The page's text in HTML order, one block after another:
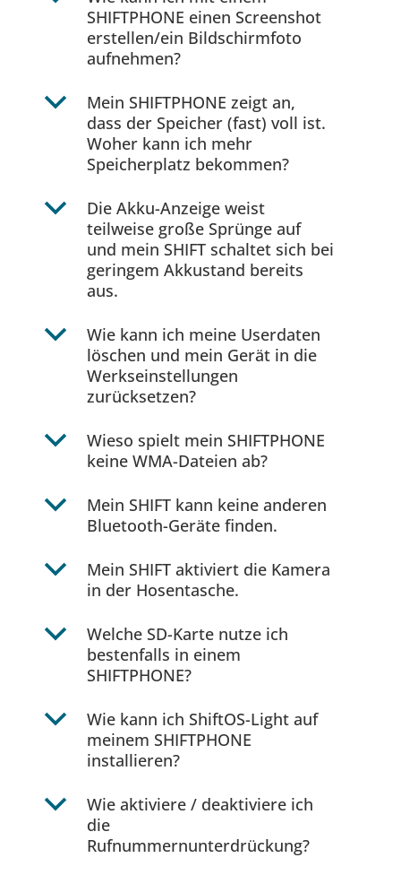
SHIFTPHONE einen Screenshot
erstellen/ein Bildschirmfoto
aufnehmen?
b
Mein SHIFTPHONE zeigt an,
dass der Speicher (fast) voll ist.
Woher kann ich mehr
Speicherplatz bekommen?
b
Die Akku-Anzeige weist
teilweise große Sprünge auf
und mein SHIFT schaltet sich bei
geringem Akkustand bereits
aus.
b
Wie kann ich meine Userdaten
löschen und mein Gerät in die
Werkseinstellungen
zurücksetzen?
b
Wieso spielt mein SHIFTPHONE
keine WMA-Dateien ab?
b
Mein SHIFT kann keine anderen
Bluetooth-Geräte finden.
b
Mein SHIFT aktiviert die Kamera
in der Hosentasche.
b
Welche SD-Karte nutze ich
bestenfalls in einem
SHIFTPHONE?
b
Wie kann ich ShiftOS-Light auf
meinem SHIFTPHONE
installieren?
b
Wie aktiviere / deaktiviere ich
die
Rufnummernunterdrückung?